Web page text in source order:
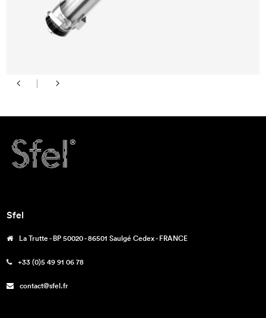
Sfel
La Trutte - BP 50020 - 86501 Saulgé Cedex - FRANCE
+33 (0)5 49 91 06 78
contact@sfel.fr